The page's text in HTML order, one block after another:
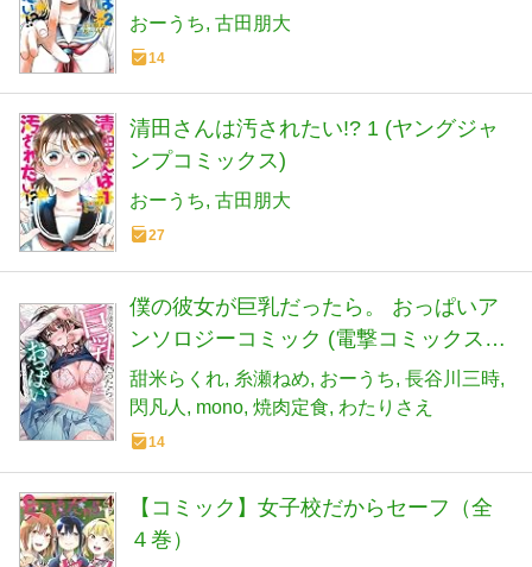
おーうち 古田朋大
14
清田さんは汚されたい!? 1 (ヤングジャ
ンプコミックス)
おーうち 古田朋大
27
僕の彼女が巨乳だったら。 おっぱいア
ンソロジーコミック (電撃コミックス
NEXT)
甜米らくれ 糸瀬ねめ おーうち 長谷川三時
閃凡人
mono 焼肉定食 わたりさえ
14
【コミック】女子校だからセーフ（全
４巻）